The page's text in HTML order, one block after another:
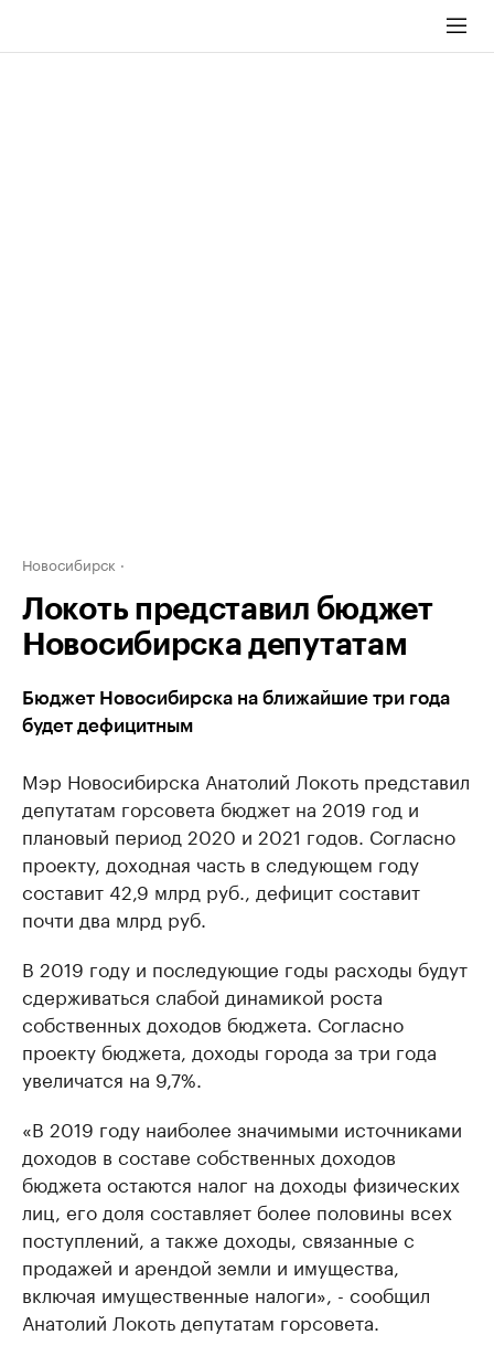
Новосибирск
Локоть представил бюджет
Новосибирска депутатам
Бюджет Новосибирска на ближайшие три года
будет дефицитным
Мэр Новосибирска Анатолий Локоть представил
депутатам горсовета бюджет на 2019 год и
плановый период 2020 и 2021 годов. Согласно
проекту, доходная часть в следующем году
составит 42,9 млрд руб., дефицит составит
почти два млрд руб.
В 2019 году и последующие годы расходы будут
сдерживаться слабой динамикой роста
собственных доходов бюджета. Согласно
проекту бюджета, доходы города за три года
увеличатся на 9,7%.
«В 2019 году наиболее значимыми источниками
доходов в составе собственных доходов
бюджета остаются налог на доходы физических
лиц, его доля составляет более половины всех
поступлений, а также доходы, связанные с
продажей и арендой земли и имущества,
включая имущественные налоги», - сообщил
Анатолий Локоть депутатам горсовета.